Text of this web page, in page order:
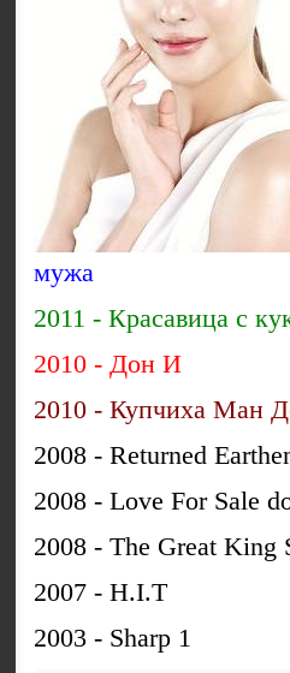
мужа
2011 - Красавица с
2010 - Дон И
2010 - Купчиха Ман
2008 - Returned
2008 - Love For Sale
2008 - The Great King
2007 - H.I.T
2003 - Sharp 1